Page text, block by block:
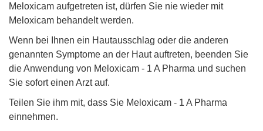
Meloxicam aufgetreten ist, dürfen Sie nie wieder mit
Meloxicam behandelt werden.
Wenn bei Ihnen ein Hautausschlag oder die anderen
genannten Symptome an der Haut auftreten, beenden Sie
die Anwendung von Meloxicam - 1 A Pharma und suchen
Sie sofort einen Arzt auf.
Teilen Sie ihm mit, dass Sie Meloxicam - 1 A Pharma
einnehmen.